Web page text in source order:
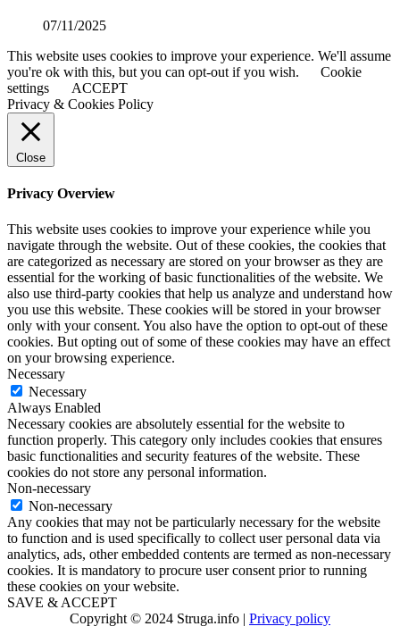
07/11/2025
This website uses cookies to improve your experience. We'll assume
you're ok with this, but you can opt-out if you wish.
Cookie
settings
ACCEPT
Privacy & Cookies Policy
Close
Privacy Overview
This website uses cookies to improve your experience while you
navigate through the website. Out of these cookies, the cookies that
are categorized as necessary are stored on your browser as they are
essential for the working of basic functionalities of the website. We
also use third-party cookies that help us analyze and understand how
you use this website. These cookies will be stored in your browser
only with your consent. You also have the option to opt-out of these
cookies. But opting out of some of these cookies may have an effect
on your browsing experience.
Necessary
Necessary
Always Enabled
Necessary cookies are absolutely essential for the website to
function properly. This category only includes cookies that ensures
basic functionalities and security features of the website. These
cookies do not store any personal information.
Non-necessary
Non-necessary
Any cookies that may not be particularly necessary for the website
to function and is used specifically to collect user personal data via
analytics, ads, other embedded contents are termed as non-necessary
cookies. It is mandatory to procure user consent prior to running
these cookies on your website.
SAVE & ACCEPT
Copyright © 2024 Struga.info | Privacy policy